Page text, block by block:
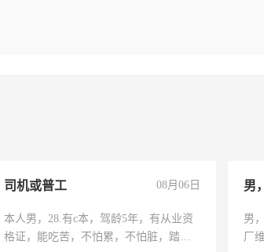
司机或普工 08月06日
本人男，28.有c本，驾龄5年，有从业资
格证，能吃苦，不怕累，不怕脏，踏
男
男
厂